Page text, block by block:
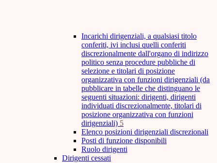
Incarichi dirigenziali, a qualsiasi titolo
conferiti, ivi inclusi quelli conferiti
discrezionalmente dall'organo di indirizzo
politico senza procedure pubbliche di
selezione e titolari di posizione
organizzativa con funzioni dirigenziali (da
pubblicare in tabelle che distinguano le
seguenti situazioni: dirigenti, dirigenti
individuati discrezionalmente, titolari di
posizione organizzativa con funzioni
dirigenziali) 5
Elenco posizioni dirigenziali discrezionali
Posti di funzione disponibili
Ruolo dirigenti
Dirigenti cessati